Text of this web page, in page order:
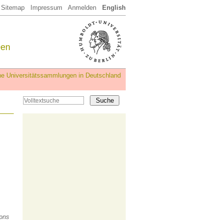
Sitemap Impressum Anmelden English
Universitätssammlungen in Deutschland